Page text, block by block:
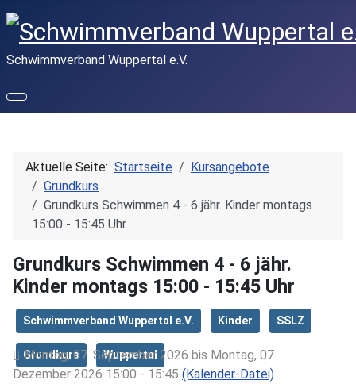
Schwimmverband Wuppertal e.V.
Aktuelle Seite: Startseite
Kursangebote
Grundkurs
Grundkurs Schwimmen 4 - 6 jähr. Kinder montags
15:00 - 15:45 Uhr
Grundkurs Schwimmen 4 - 6 jähr.
Kinder montags 15:00 - 15:45 Uhr
Schwimmverband Wuppertal e.V. Kinder SSLZ
Grundkurs Wuppertal
Montag, 07. September 2026 bis Montag, 07.
Dezember 2026 15:00 - 15:45 (Kalender-Datei)